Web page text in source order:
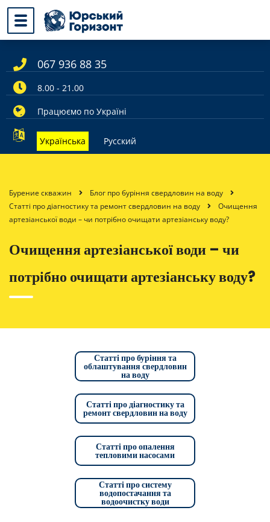
067 936 88 35
8.00 - 21.00
Працюємо по Україні
Українська Русский
Бурение скважин
Блог про буріння свердловин на воду
Статті про діагностику та ремонт свердловин на воду
Очищення
артезіанської води – чи потрібно очищати артезіанську воду?
Очищення артезіанської води – чи
потрібно очищати артезіанську воду?
Статті про буріння та
облаштування свердловин
на воду
Статті про діагностику та
ремонт свердловин на воду
Статті про опалення
тепловими насосами
Статті про систему
водопостачання та
водоочистку води